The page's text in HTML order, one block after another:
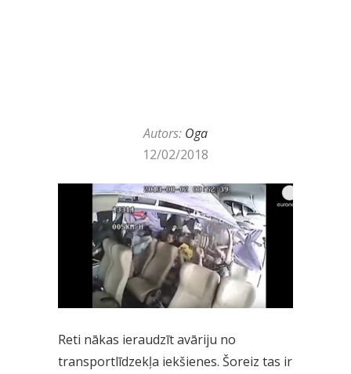
Autors: Oga
12/02/2018
Reti nākas ieraudzīt avāriju no
transportlīdzekļa iekšienes. Šoreiz tas ir